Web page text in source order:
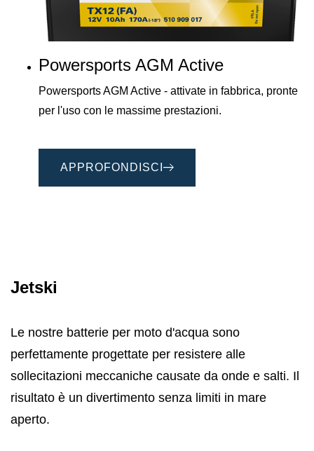
Powersports AGM Active
Powersports AGM Active - attivate in fabbrica, pronte
per l'uso con le massime prestazioni.
APPROFONDISCI
Jetski
Le nostre batterie per moto d'acqua sono
perfettamente progettate per resistere alle
sollecitazioni meccaniche causate da onde e salti. Il
risultato è un divertimento senza limiti in mare
aperto.